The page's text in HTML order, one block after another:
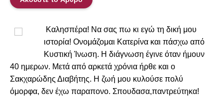
Καλησπέρα! Να σας πω κι εγώ τη δική μου
ιστορία! Ονομάζομαι Κατερίνα και πάσχω από
Κυστική Ίνωση. Η διάγνωση έγινε όταν ήμουν
40 ημερων. Μετά από αρκετά χρόνια ήρθε και ο
Σακχαρώδης Διαβήτης. Η ζωή μου κυλούσε πολύ
όμορφα, δεν έχω παραπονο. Σπουδασα,παντρεύτηκα!